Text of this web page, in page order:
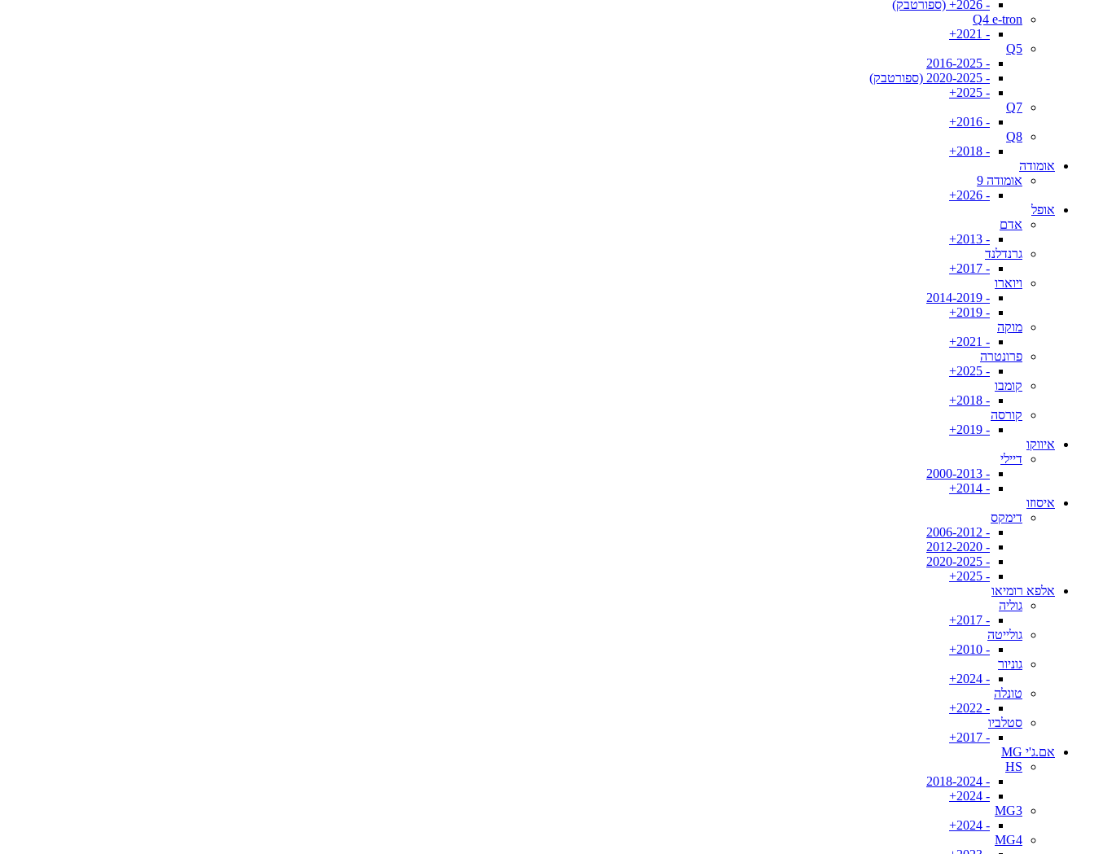
- 2026+ (ספורטבק)
Q4 e-tron
- 2021+
Q5
- 2016-2025
- 2020-2025 (ספורטבק)
- 2025+
Q7
- 2016+
Q8
- 2018+
אומודה
אומודה 9
- 2026+
אופל
אדם
- 2013+
גרנדלנד
- 2017+
ויוארו
- 2014-2019
- 2019+
מוקה
- 2021+
פרונטרה
- 2025+
קומבו
- 2018+
קורסה
- 2019+
איווקו
דיילי
- 2000-2013
- 2014+
איסוזו
דימקס
- 2006-2012
- 2012-2020
- 2020-2025
- 2025+
אלפא רומיאו
גוליה
- 2017+
גולייטה
- 2010+
גוניור
- 2024+
טונלה
- 2022+
סטלביו
- 2017+
אם.ג'י MG
HS
- 2018-2024
- 2024+
MG3
- 2024+
MG4